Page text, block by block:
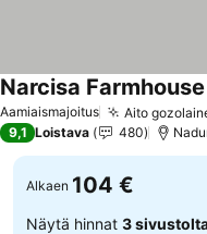
Aamiaismajoitus Aito
Narcisa Farmhouse
9,1 Loistava 480
Alkaen 104 €
Näytä hinnat 3